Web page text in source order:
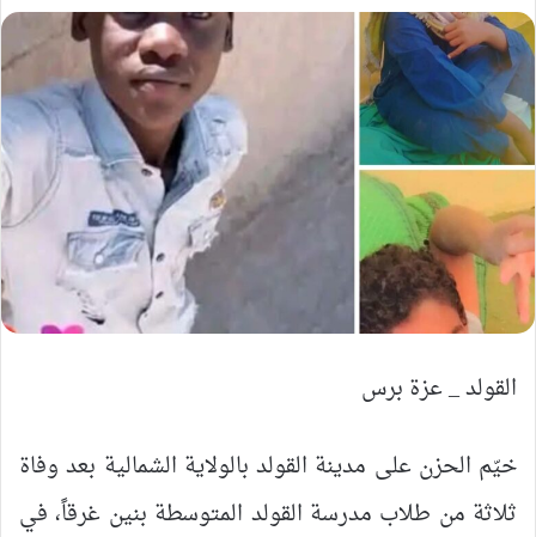
القولد _ عزة برس
خيّم الحزن على مدينة القولد بالولاية الشمالية بعد وفاة
ثلاثة من طلاب مدرسة القولد المتوسطة بنين غرقاً، في